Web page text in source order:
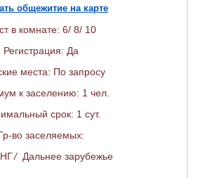
общежитие на карте
в комнате: 6/ 8/ 10
Регистрация: Да
места: По запросу
к заселению: 1 чел.
срок: 1 сут.
во заселяемых:
/ Дальнее зарубежье